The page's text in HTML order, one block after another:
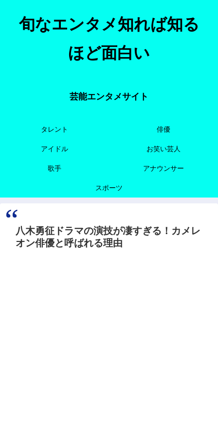
旬なエンタメ知れば知る
ほど面白い
芸能エンタメサイト
タレント 俳優
アイドル お笑い芸人
歌手 アナウンサー
スポーツ
八木勇征ドラマの演技が凄すぎる！カメレ
オン俳優と呼ばれる理由